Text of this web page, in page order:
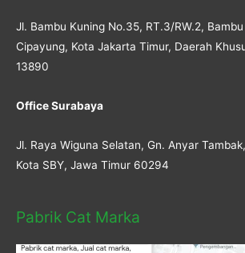
Jl. Bambu Kuning No.35, RT.3/RW.2,
Cipayung, Kota Jakarta Timur, Daerah
13890
Office Surabaya
Jl. Raya Wiguna Selatan, Gn. Anyar
Kota SBY, Jawa Timur 60294
Pabrik Cat Marka